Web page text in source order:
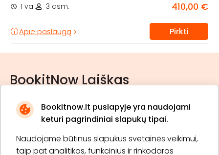
Bookitnow.lt puslapyje yra naudojami
keturi pagrindiniai slapukų tipai.
Naudojame būtinus slapukus svetainės veikimui,
taip pat analitikos, funkcinius ir rinkodaros
1 val.
3 asm. 410,00 €
Apie paslaugą Pirkti
BookitNow Laiškas
* Susipažinau su privatumo politika